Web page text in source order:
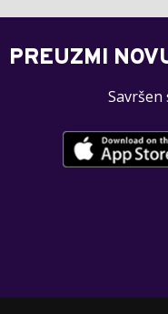
PREUZMI
Savršen